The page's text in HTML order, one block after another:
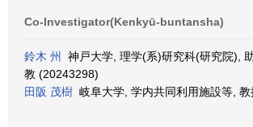
Co-Investigator(Kenkyū-buntansha)
鈴木 州
神戸大学, 理学(系)研究科(研究院),
教 (20243298)
田阪 茂樹 岐阜大学, 学内共同利用施設等,